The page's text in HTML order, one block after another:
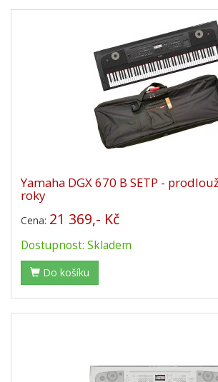
Yamaha DGX 670 B SETP -
roky
Cena: 21 369,- Kč
Dostupnost: Skladem
Do košíku